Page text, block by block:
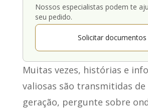
Nossos especialistas podem te
seu pedido.
Solicitar documentos
Muitas vezes, histórias e
valiosas são transmitidas de
geração, pergunte sobre